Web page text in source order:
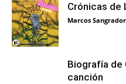
Crónicas de
Marcos Sangrador
Biografía de
canción